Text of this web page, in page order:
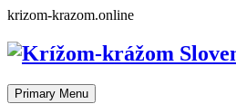
Skip
content
krizom-krazom.online
Primary Menu